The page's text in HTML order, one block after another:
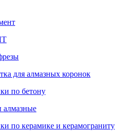
для алмазных коронок
по бетону
алмазные
по керамике и керамограниту